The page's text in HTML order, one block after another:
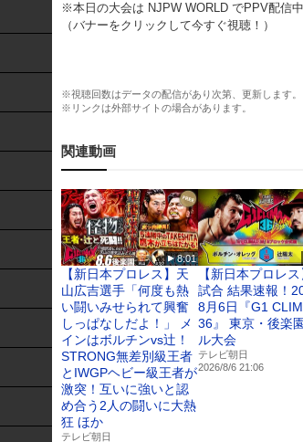
※本日の大会は NJPW WORLD でPPV配信中
（バナーをクリックして今すぐ視聴！）
（7分55秒）ノーコンテスト
登録＆視聴⇒
『NJPW WORLD for Prime Video』の加入は
⇒https://www.amazon.co.jp/channels/
《初回7日間無料》
★NJPW WORLD 公式SNS
X -https://twitter.com/njpwworld
Facebook -https://www.facebook.com/
Instagram - https://www.instagram.com/
TikTok -https://www.tiktok.com/@njpwworld
※視聴回数はデータの配信があり次第、更新します。
※リンクは外部サイトの場合があります。
関連動画
8:01
【新日本プロレス】天
山広吉選手「何度も熱
い闘いみせられて興奮
しっぱなしだよ！」 メ
インはボルチンvs辻！
STRONG無差別級王者
とIWGPヘビー級王者が
激突！互いに強いと認
め合う2人の闘いに大熱
狂 ほか
テレビ朝日
【新日本プロレ
試合 結果速報！
8月6日『G1
36』 東京・後楽
ル大会
テレビ朝日
2026/8/6 21:06